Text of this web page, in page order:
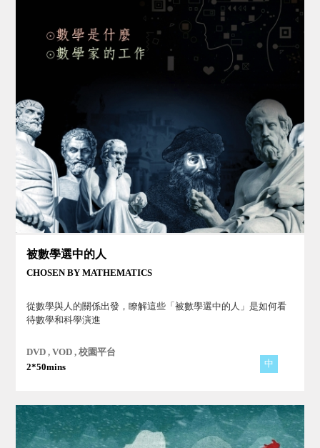
被數學選中的人
CHOSEN BY MATHEMATICS
從數學與人的關係出發，瞭解這些「被數學選中的人」是如何看
待數學和科學演進
DVD , VOD , 校園平台
2*50mins
中